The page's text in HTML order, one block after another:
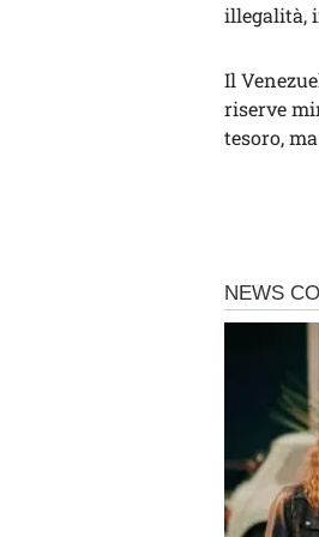
illegalità,
Il
riserve
tesoro,